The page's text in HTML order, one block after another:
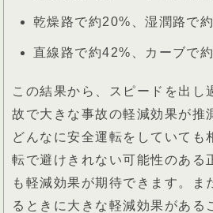
乾燥路で約20%、湿潤路で
直線路で約42%、カーブで
この結果から、スピードを出し
故で大きな事故の軽減効果が推
どんなに安全運転をしていても
転で避けきれない可能性のある
も軽減効果が期待できます。ま
るときに大きな軽減効果がある